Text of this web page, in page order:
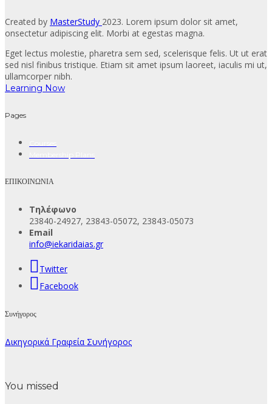
Created by MasterStudy 2023. Lorem ipsum dolor sit amet,
onsectetur adipiscing elit. Morbi at egestas magna.
Eget lectus molestie, pharetra sem sed, scelerisque felis. Ut ut erat
sed nisl finibus tristique. Etiam sit amet ipsum laoreet, iaculis mi ut,
ullamcorper nibh.
Learning Now
Pages
ΕΠΙΚΟΙΝΩΝΙΑ
Τηλέφωνο
23840-24927, 23843-05072, 23843-05073
Email
info@iekaridaias.gr
Twitter
Facebook
Συνήγορος
Δικηγορικά Γραφεία Συνήγορος
You missed